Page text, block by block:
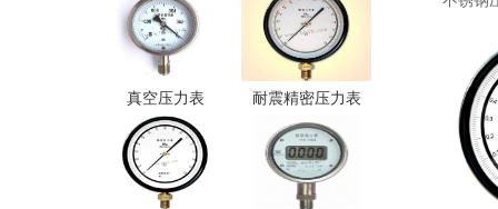
真空压力表 耐震精密压力表